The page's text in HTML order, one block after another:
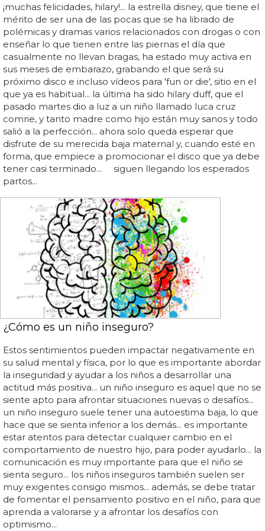
¡muchas felicidades, hilary!... la estrella disney, que tiene el
mérito de ser una de las pocas que se ha librado de
polémicas y dramas varios relacionados con drogas o con
enseñar lo que tienen entre las piernas el día que
casualmente no llevan bragas, ha estado muy activa en
sus meses de embarazo, grabando el que será su
próximo disco e incluso vídeos para 'fun or die', sitio en el
que ya es habitual... la última ha sido hilary duff, que el
pasado martes dio a luz a un niño llamado luca cruz
comrie, y tanto madre como hijo están muy sanos y todo
salió a la perfección... ahora solo queda esperar que
disfrute de su merecida baja maternal y, cuando esté en
forma, que empiece a promocionar el disco que ya debe
tener casi terminado... siguen llegando los esperados
partos...
¿Cómo es un niño inseguro?
Estos sentimientos pueden impactar negativamente en
su salud mental y física, por lo que es importante abordar
la inseguridad y ayudar a los niños a desarrollar una
actitud más positiva... un niño inseguro es aquel que no se
siente apto para afrontar situaciones nuevas o desafíos...
un niño inseguro suele tener una autoestima baja, lo que
hace que se sienta inferior a los demás... es importante
estar atentos para detectar cualquier cambio en el
comportamiento de nuestro hijo, para poder ayudarlo... la
comunicación es muy importante para que el niño se
sienta seguro... los niños inseguros también suelen ser
muy exigentes consigo mismos... además, se debe tratar
de fomentar el pensamiento positivo en el niño, para que
aprenda a valorarse y a afrontar los desafíos con
optimismo...